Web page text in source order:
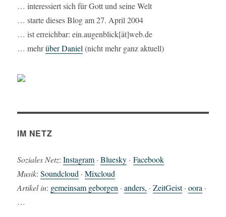
… interessiert sich für Gott und seine Welt
… starte dieses Blog am 27. April 2004
… ist erreichbar: ein.augenblick[ät]web.de
… mehrüber Daniel(nicht mehr ganz aktuell)
IM NETZ
Soziales Netz:Instagram·Bluesky ·Facebook
Musik:Soundcloud ·Mixcloud
Artikel in: gemeinsam geborgen ·anders, ·ZeitGeist·oora ·
…